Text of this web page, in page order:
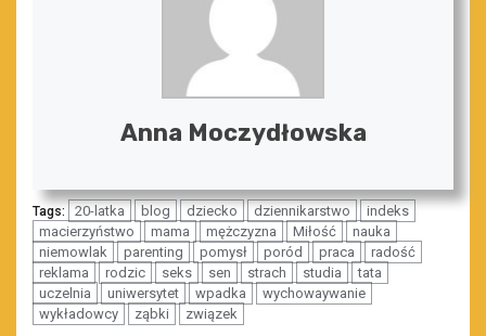
Anna Moczydłowska
Tags: 20-latka blog dziecko dziennikarstwo
indeks
macierzyństwo
mama mężczyzna Miłość
nauka
niemowlak
parenting pomysł poród praca
radość
reklama
rodzic seks sen strach studia
tata
uczelnia
uniwersytet wpadka
wychowaywanie
wykładowcy
ząbki związek